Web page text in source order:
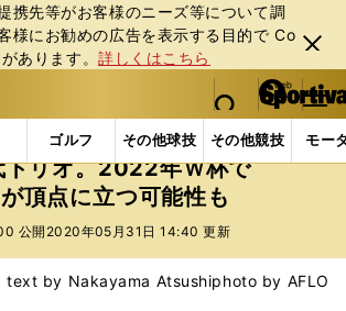
携先等がお客様のニーズ等について調
様にお勧めの広告を表⽰する⽬的で Co
あります。詳しくはこちら
閉じ
る
web Sportiva (webスポルティーバ)
検索
マイペ
ー
ジ
メニュ
ゴルフ その他球技 その他競技 モー
事一覧 海外サッカー 海外サッカー
トリオ。2022年Ｗ杯で
頂点に立つ可能性も
公開 2020年05月31日 14:40 更新
by Nakayama Atsushiphoto by AFLO